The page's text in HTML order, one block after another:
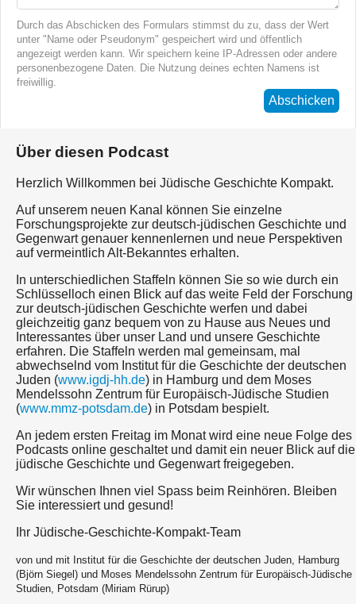
Durch das Abschicken des Formulars stimmst du zu, dass der Wert
unter "Name oder Pseudonym" gespeichert wird und öffentlich
angezeigt werden kann. Wir speichern keine IP-Adressen oder andere
personenbezogene Daten. Die Nutzung deines echten Namens ist
freiwillig.
Abschicken
Über diesen Podcast
Herzlich Willkommen bei Jüdische Geschichte Kompakt.
Auf unserem neuen Kanal können Sie einzelne
Forschungsprojekte zur deutsch-jüdischen Geschichte und
Gegenwart genauer kennenlernen und neue Perspektiven
auf vermeintlich Alt-Bekanntes erhalten.
In unterschiedlichen Staffeln können Sie so wie durch ein
Schlüsselloch einen Blick auf das weite Feld der Forschung
zur deutsch-jüdischen Geschichte werfen und dabei
gleichzeitig ganz bequem von zu Hause aus Neues und
Interessantes über unser Land und unsere Geschichte
erfahren. Die Staffeln werden mal gemeinsam, mal
abwechselnd vom Institut für die Geschichte der deutschen
Juden (www.igdj-hh.de) in Hamburg und dem Moses
Mendelssohn Zentrum für Europäisch-Jüdische Studien
(www.mmz-potsdam.de) in Potsdam bespielt.
An jedem ersten Freitag im Monat wird eine neue Folge des
Podcasts online geschaltet und damit ein neuer Blick auf die
jüdische Geschichte und Gegenwart freigegeben.
Wir wünschen Ihnen viel Spass beim Reinhören. Bleiben
Sie interessiert und gesund!
Ihr Jüdische-Geschichte-Kompakt-Team
von und mit Institut für die Geschichte der deutschen Juden, Hamburg
(Björn Siegel) und Moses Mendelssohn Zentrum für Europäisch-Jüdische
Studien, Potsdam (Miriam Rürup)